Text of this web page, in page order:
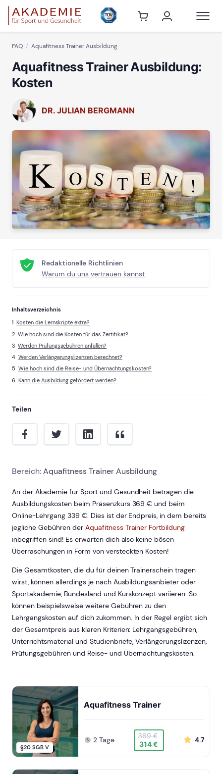
FAQ Aquafitness Trainer Ausbildung
Aquafitness Trainer Ausbildung:
Kosten
DR. JULIAN BERGMANN
Redaktionelle Richtlinien
Warum du uns vertrauen kannst
Inhaltsverzeichnis
Kosten die Lernskripte extra?
Wie hoch sind die Kosten für das Zertifikat?
Werden Prüfungsgebühren anfallen?
Werden Verlängerungslizenzen berechnet?
Wie hoch sind die Reise- und Übernachtungskosten?
Kann die Ausbildung gefördert werden?
Teilen
Bereich:Aquafitness Trainer Ausbildung
An der Akademie für Sport und Gesundheit betragen die
Ausbildungskosten beim Präsenzkurs 369 € und beim
Online-Lehrgang 339 €. Dies ist der Endpreis, in dem bereits
jegliche Gebühren der Aquafitness Trainer Fortbildung
inbegriffen sind! Es erwarten dich also keine bösen
Überraschungen in Form von versteckten Kosten!
Die Gesamtkosten, die du für deinen Trainerschein tragen
wirst, können allerdings je nach Ausbildungsanbieter oder
Sportakademie, Bundesland und Kurskonzept variieren. So
können beispielsweise weitere Gebühren zu den
Lehrgangskosten auf dich zukommen. In der Regel ergibt sich
der Gesamtpreis aus klaren Kriterien: Lehrgangsgebühren,
Unterrichtsmaterial und Studienbriefe, Verlängerungslizenzen,
Prüfungsgebühren und Reise- und Übernachtungskosten.
§20 SGB V
Aquafitness Trainer
2 Tage
369 €
314 €
4.7